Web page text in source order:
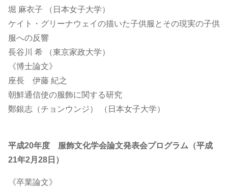
堀 麻衣子 （日本女子大学）
ケイト・グリーナウェイの描いた子供服とその現実の子供
服への反響
長谷川 希 （東京家政大学）
《博士論文》
座長 伊藤 紀之
朝鮮通信使の服飾に関する研究
鄭銀志（チョンウンジ） （日本女子大学）
平成20年度 服飾文化学会論文発表会プログラム（平成
21年2月28日）
《卒業論文》